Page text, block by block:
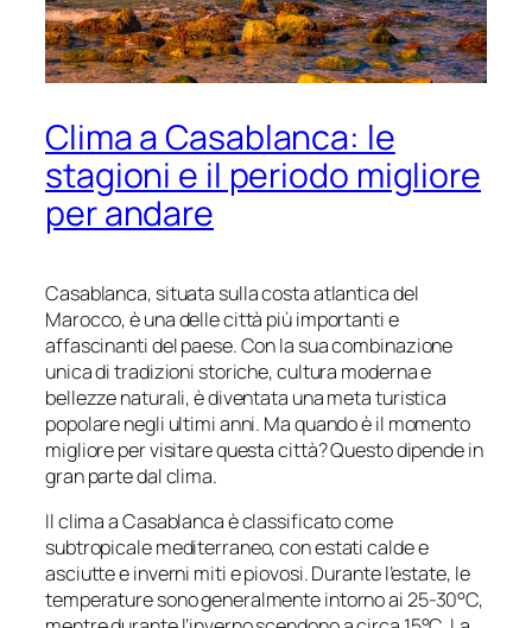
Clima a Casablanca: le
stagioni e il periodo migliore
per andare
Casablanca, situata sulla costa atlantica del
Marocco, è una delle città più importanti e
affascinanti del paese. Con la sua combinazione
unica di tradizioni storiche, cultura moderna e
bellezze naturali, è diventata una meta turistica
popolare negli ultimi anni. Ma quando è il momento
migliore per visitare questa città? Questo dipende in
gran parte dal clima.
Il clima a Casablanca è classificato come
subtropicale mediterraneo, con estati calde e
asciutte e inverni miti e piovosi. Durante l’estate, le
temperature sono generalmente intorno ai 25-30°C,